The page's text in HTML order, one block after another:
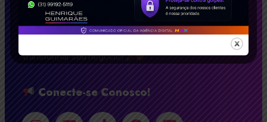
casos de sucesso, impactamos empresas no
Brasil e no exterior. Solicite agora seu estudo de
transformar seu negócio!
Conecte-se Conosco!